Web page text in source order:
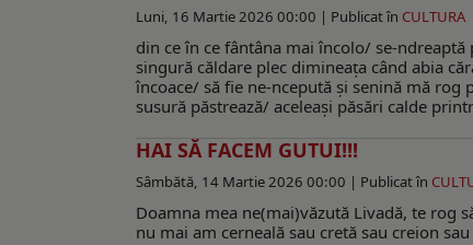
Luni, 16 Martie 2026 00:00 | Publicat în CULTURA
din ce în ce fântâna mai încolo/ se-
singură căldare plec dimineaţa când abia
încoace/ să fie ne-ncepută şi senină mă
susură păstrează/ aceleaşi păsări calde
HAI SĂ FACEM GUTUI!!!
Sâmbătă, 14 Martie 2026 00:00 | Publicat în
Doamna mea ne(mai)văzută Livadă, te rog
nu mai am cerneală sau cretă sau creion